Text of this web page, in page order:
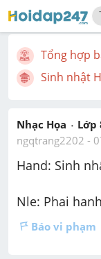
Tổng hợp
Sinh nhật
Nhạc Họa Lớp
ngqtrang2202 -
Hand: Sinh
Nle: Phai
Báo vi phạm